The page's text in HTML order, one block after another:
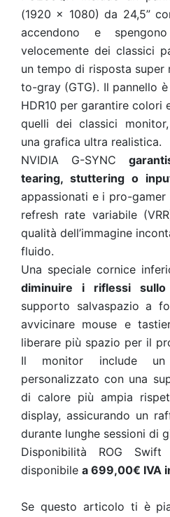
(1920 x 1080) da 24,5”
accendono e
velocemente dei classici
un tempo di risposta super
to-gray (GTG). Il pannello
HDR10 per garantire colori
quelli dei classici
una grafica ultra realistica.
NVIDIA G-SYNC
tearing, stuttering o
appassionati e i pro-
refresh rate variabile
qualità dell’immagine
fluido.
Una speciale cornice
diminuire i riflessi sullo
supporto salvaspazio a
avvicinare mouse e
liberare più spazio per il
Il monitor include un
personalizzato con una
di calore più ampia
display, assicurando un
durante lunghe sessioni di
Disponibilità ROG
disponibile a 699,00€ IVA
Se questo articolo ti è